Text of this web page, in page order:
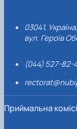
03041,
вул. Героїв
(044) 527-82-
Приймальна